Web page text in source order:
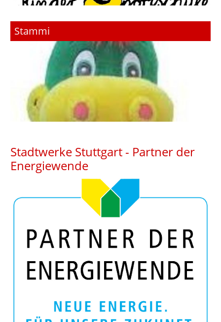
Stammi
Stadtwerke Stuttgart - Partner der
Energiewende